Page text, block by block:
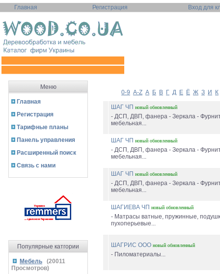
Главная Регистрация Вход для
Меню
Главная
Регистрация
Тарифные планы
Панель управления
Расширенный поиск
Связь с нами
Популярные катгории
Мебель (20011
Просмотров)
0-9 A-Z А Б В Г Д Е Ё Ж З И К
ШАГ ЧП новый обновленный
- ДСП, ДВП, фанера - Зеркала -
мебельная...
ШАГ ЧП новый обновленный
- ДСП, ДВП, фанера - Зеркала -
мебельная...
ШАГ ЧП новый обновленный
- ДСП, ДВП, фанера - Зеркала -
мебельная...
ШАГИЕВА ЧП новый обновленный
- Матрасы ватные, пружинные,
пухоперьевые...
ШАГРИС ООО новый обновленный
- Пиломатериалы...